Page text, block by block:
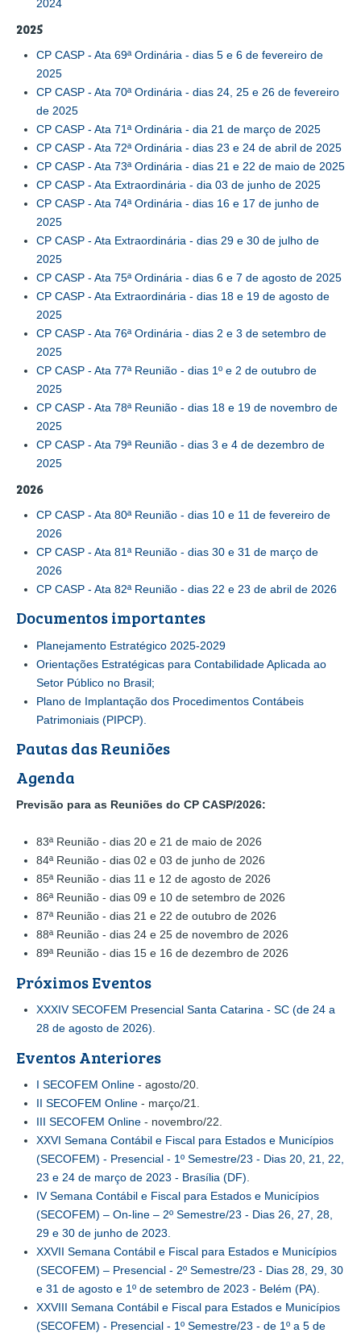
2024
2025
CP CASP - Ata 69ª Ordinária - dias 5 e 6 de fevereiro de
2025
CP CASP - Ata 70ª Ordinária - dias 24, 25 e 26 de fevereiro
de 2025
CP CASP - Ata 71ª Ordinária - dia 21 de março de 2025
CP CASP - Ata 72ª Ordinária - dias 23 e 24 de abril de 2025
CP CASP - Ata 73ª Ordinária - dias 21 e 22 de maio de 2025
CP CASP - Ata Extraordinária - dia 03 de junho de 2025
CP CASP - Ata 74ª Ordinária - dias 16 e 17 de junho de
2025
CP CASP - Ata Extraordinária - dias 29 e 30 de julho de
2025
CP CASP - Ata 75ª Ordinária - dias 6 e 7 de agosto de 2025
CP CASP - Ata Extraordinária - dias 18 e 19 de agosto de
2025
CP CASP - Ata 76ª Ordinária - dias 2 e 3 de setembro de
2025
CP CASP - Ata 77ª Reunião - dias 1º e 2 de outubro de
2025
CP CASP - Ata 78ª Reunião - dias 18 e 19 de novembro de
2025
CP CASP - Ata 79ª Reunião - dias 3 e 4 de dezembro de
2025
2026
CP CASP - Ata 80ª Reunião - dias 10 e 11 de fevereiro de
2026
CP CASP - Ata 81ª Reunião - dias 30 e 31 de março de
2026
CP CASP - Ata 82ª Reunião - dias 22 e 23 de abril de 2026
Documentos importantes
Planejamento Estratégico 2025-2029
Orientações Estratégicas para Contabilidade Aplicada ao
Setor Público no Brasil;
Plano de Implantação dos Procedimentos Contábeis
Patrimoniais (PIPCP).
Pautas das Reuniões
Agenda
Previsão para as Reuniões do CP CASP/2026:
83ª Reunião - dias 20 e 21 de maio de 2026
84ª Reunião - dias 02 e 03 de junho de 2026
85ª Reunião - dias 11 e 12 de agosto de 2026
86ª Reunião - dias 09 e 10 de setembro de 2026
87ª Reunião - dias 21 e 22 de outubro de 2026
88ª Reunião - dias 24 e 25 de novembro de 2026
89ª Reunião - dias 15 e 16 de dezembro de 2026
Próximos Eventos
XXXIV SECOFEM Presencial Santa Catarina - SC (de 24 a
28 de agosto de 2026).
Eventos Anteriores
I SECOFEM Online - agosto/20.
II SECOFEM Online - março/21.
III SECOFEM Online - novembro/22.
XXVI Semana Contábil e Fiscal para Estados e Municípios
(SECOFEM) - Presencial - 1º Semestre/23 - Dias 20, 21, 22,
23 e 24 de março de 2023 - Brasília (DF)
IV Semana Contábil e Fiscal para Estados e Municípios
(SECOFEM) – On-line – 2º Semestre/23 - Dias 26, 27, 28,
29 e 30 de junho de 2023.
XXVII Semana Contábil e Fiscal para Estados e Municípios
(SECOFEM) – Presencial - 2º Semestre/23 - Dias 28, 29, 30
e 31 de agosto e 1º de setembro de 2023 - Belém (PA)
XXVIII Semana Contábil e Fiscal para Estados e Municípios
(SECOFEM) - Presencial - 1º Semestre/23 - de 1º a 5 de